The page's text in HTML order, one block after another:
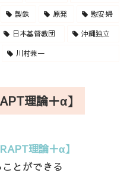
製鉄 原発 慰安婦
日本基督教団 沖縄独立
川村兼一
理論＋α】
理論＋α】
とができる